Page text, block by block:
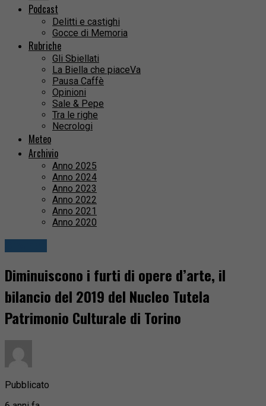
Podcast
Delitti e castighi
Gocce di Memoria
Rubriche
Gli Sbiellati
La Biella che piaceVa
Pausa Caffè
Opinioni
Sale & Pepe
Tra le righe
Necrologi
Meteo
Archivio
Anno 2025
Anno 2024
Anno 2023
Anno 2022
Anno 2021
Anno 2020
Diminuiscono i furti di opere d’arte, il
bilancio del 2019 del Nucleo Tutela
Patrimonio Culturale di Torino
Pubblicato